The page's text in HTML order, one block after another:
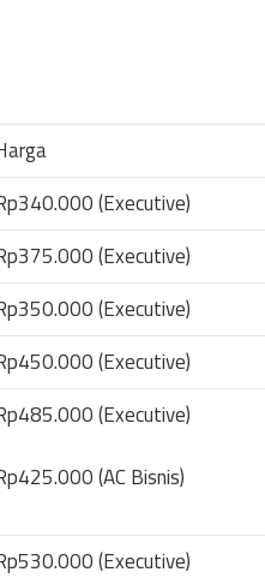
(Executive)
(Executive)
(Executive)
(Executive)
(Executive)
(AC Bisnis)
(Executive)